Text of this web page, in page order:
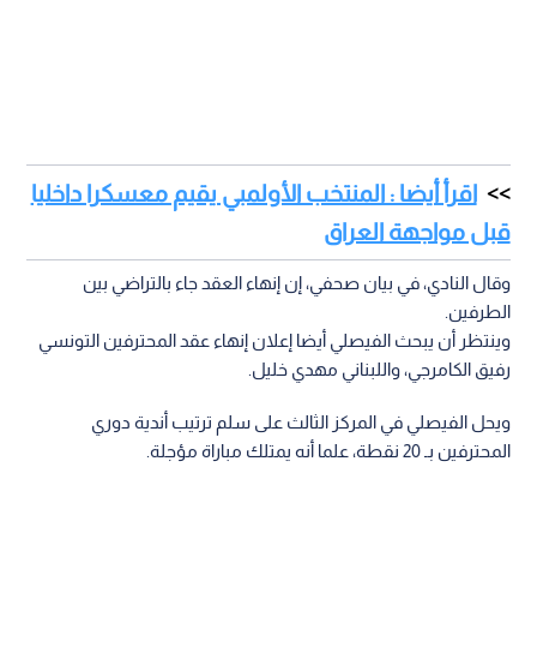
اقرأ أيضا : المنتخب الأولمبي يقيم معسكرا داخليا
قبل مواجهة العراق
وقال النادي، في بيان صحفي، إن إنهاء العقد جاء بالتراضي بين
الطرفين.
وينتظر أن يبحث الفيصلي أيضا إعلان إنهاء عقد المحترفين التونسي
رفيق الكامرجي، واللبناني مهدي خليل.
ويحل الفيصلي في المركز الثالث على سلم ترتيب أندية دوري
المحترفين بـ 20 نقطة، علما أنه يمتلك مباراة مؤجلة.